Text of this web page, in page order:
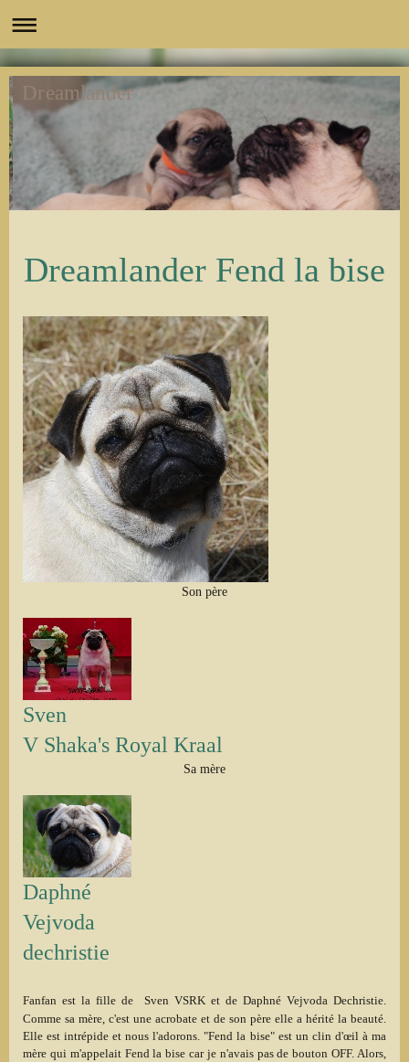
Dreamlander
Dreamlander Fend la bise
Son père
Sven
V Shaka's Royal Kraal
Sa mère
Daphné
Vejvoda
dechristie
Fanfan est la fille de Sven VSRK et de Daphné Vejvoda Dechristie
Comme sa mère, c'est une acrobate et de son père elle a hérité la beauté.
Elle est intrépide et nous l'adorons. "Fend la bise" est un clin d'œil à ma
mère qui m'appelait Fend la bise car je n'avais pas de bouton OFF. Alors,